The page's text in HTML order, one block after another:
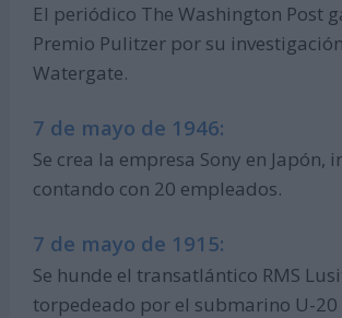
El periódico The Washington Post
Premio Pulitzer por su
Watergate.
7 de mayo de 1946:
Se crea la empresa Sony en Japón,
contando con 20 empleados.
7 de mayo de 1915:
Se hunde el transatlántico RMS
torpedeado por el submarino U-